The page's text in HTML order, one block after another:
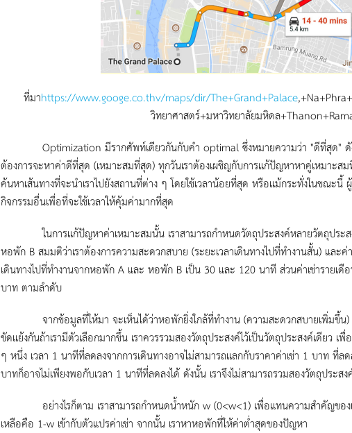
ที่มาhttps://www.googe.co.thv/maps/dir/The+Grand+Palace
วิทยาศาสตร์+มหาวิทยาลัยมหิดล
Optimization มีรากศัพท์เดียวกันกับคำ optimal ซึ่งหมายความว่า "ดีที่สุด" ดังนั้
ต้องการจะหาค่าดีที่สุด (เหมาะสมที่สุด) ทุกวันเราต้องเผชิญกับการแก้ปัญหาหาคู่เหมาะส
ค้นหาเส้นทางที่จะนำเราไปยังสถานที่ต่าง ๆ โดยใช้เวลาน้อยที่สุด หรือแม้กระทั่งในขณะ
กิจกรรมอื่นเพื่อที่จะใช้เวลาให้คุ้มค่ามากที่สุด
ในการแก้ปัญหาค่าเหมาะสมนั้น เราสามารถกำหนดวัตถุประสงค์หลายวัตถุประสง
หอพัก B สมมติว่าเราต้องการความสะดวกสบาย (ระยะเวลาเดินทางไปที่ทำงานสั้น) และค่
เดินทางไปที่ทำงานจากหอพัก A และ หอพัก B เป็น 30 และ 120 นาที ส่วนค่าเช่าราย
บาท ตามลำดับ
จากข้อมูลที่ให้มา จะเห็นได้ว่าหอพักยิ่งใกล้ที่ทำงาน (ความสะดวกสบายเพิ่มขึ้น) ค่
ขัดแย้งกันถ้าเรามีตัวเลือกมากขึ้น เราควรรวมสองวัตถุประสงค์ไว้เป็นวัตถุประสงค์เดียว
ๆ หนึ่ง เวลา 1 นาทีที่ลดลงจากการเดินทางอาจไม่สามารถแลกกับราคาค่าเช่า 1 บาท ที่
บาทก็อาจไม่เพียงพอกับเวลา 1 นาทีที่ลดลงได้ ดังนั้น เราจึงไม่สามารถรวมสองวัตถุประส
อย่างไรก็ตาม เราสามารถกำหนดน้ำหนัก w (0<w<1) เพื่อแทนความสำคัญของเ
เหลือคือ 1-w เข้ากับตัวแปรค่าเช่า จากนั้น เราหาหอพักที่ให้ค่าต่ำสุดของปัญหา